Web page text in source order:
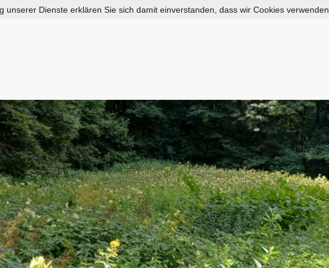
Dienste erklären Sie sich damit einverstanden, dass wir Cookies verwenden.